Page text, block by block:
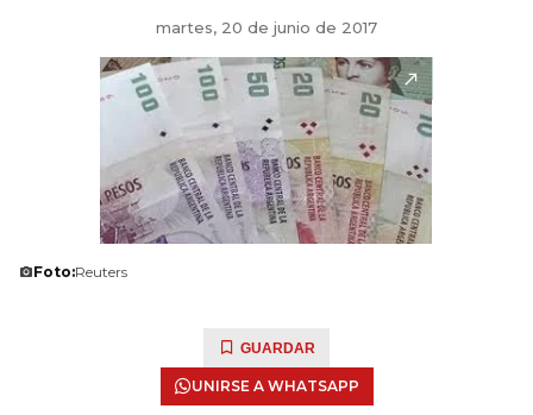
martes, 20 de junio de 2017
Foto:Reuters
GUARDAR
UNIRSE A WHATSAPP